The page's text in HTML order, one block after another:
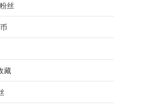
丝
藏